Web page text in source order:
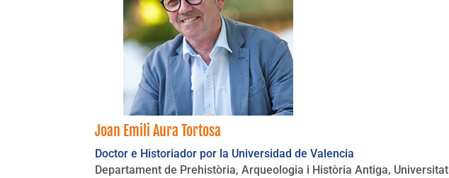
Joan Emili Aura Tortosa
Doctor e Historiador por la Universidad de Valencia
Departament de Prehistòria, Arqueologia i Història Antiga, Universitat